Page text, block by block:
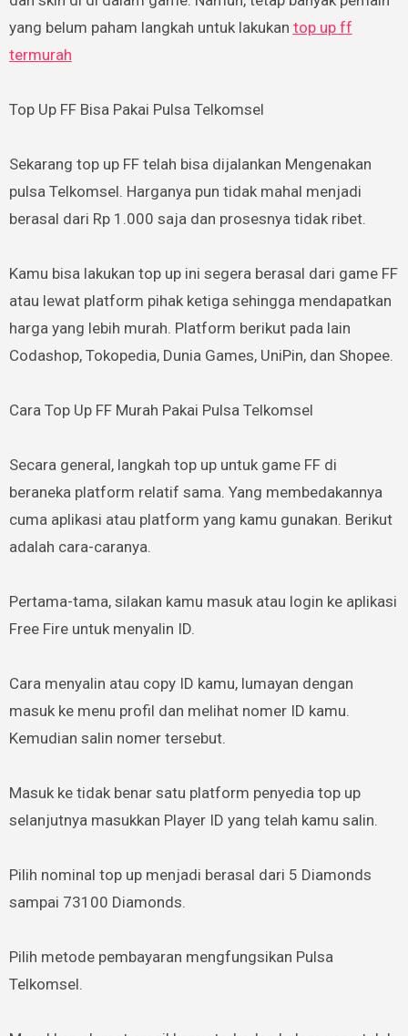
yang belum paham langkah untuk lakukan top up ff
termurah
Top Up FF Bisa Pakai Pulsa Telkomsel
Sekarang top up FF telah bisa dijalankan Mengenakan
pulsa Telkomsel. Harganya pun tidak mahal menjadi
berasal dari Rp 1.000 saja dan prosesnya tidak ribet.
Kamu bisa lakukan top up ini segera berasal dari game FF
atau lewat platform pihak ketiga sehingga mendapatkan
harga yang lebih murah. Platform berikut pada lain
Codashop, Tokopedia, Dunia Games, UniPin, dan Shopee.
Cara Top Up FF Murah Pakai Pulsa Telkomsel
Secara general, langkah top up untuk game FF di
beraneka platform relatif sama. Yang membedakannya
cuma aplikasi atau platform yang kamu gunakan. Berikut
adalah cara-caranya.
Pertama-tama, silakan kamu masuk atau login ke aplikasi
Free Fire untuk menyalin ID.
Cara menyalin atau copy ID kamu, lumayan dengan
masuk ke menu profil dan melihat nomer ID kamu.
Kemudian salin nomer tersebut.
Masuk ke tidak benar satu platform penyedia top up
selanjutnya masukkan Player ID yang telah kamu salin.
Pilih nominal top up menjadi berasal dari 5 Diamonds
sampai 73100 Diamonds.
Pilih metode pembayaran mengfungsikan Pulsa
Telkomsel.